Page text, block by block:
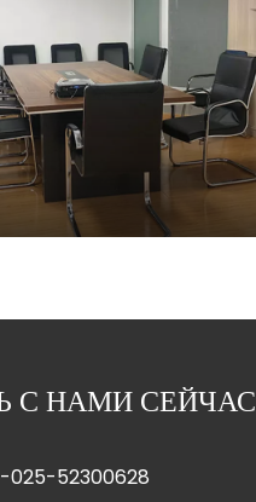
С НАМИ СЕЙЧАС
52300628